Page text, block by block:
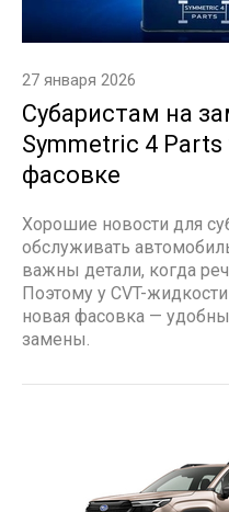
27 января 2026
Субаристам на
Symmetric 4 Parts
фасовке
Хорошие новости для
обслуживать
важны детали, когда
Поэтому у CVT-
новая фасовка —
замены.